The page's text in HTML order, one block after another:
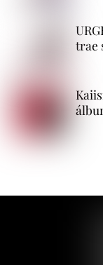
trae